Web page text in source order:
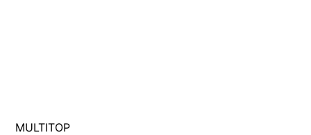
MULTITOP